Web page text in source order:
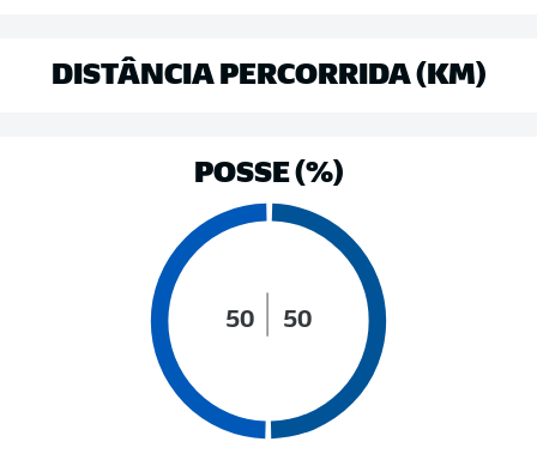
DISTÂNCIA PERCORRIDA (KM)
POSSE (%)
50 50